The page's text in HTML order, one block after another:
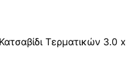
Τερματικών 3.0 x